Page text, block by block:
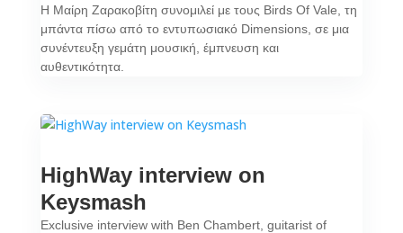
Η Μαίρη Ζαρακοβίτη συνομιλεί με τους Birds Of Vale, τη
μπάντα πίσω από το εντυπωσιακό Dimensions, σε μια
συνέντευξη γεμάτη μουσική, έμπνευση και
αυθεντικότητα.
HighWay interview on
Keysmash
Exclusive interview with Ben Chambert, guitarist of